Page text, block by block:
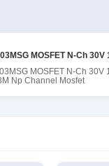
MOSFET N-Ch 30V
30V 100A TDSON-8
Np Channel Mosfet